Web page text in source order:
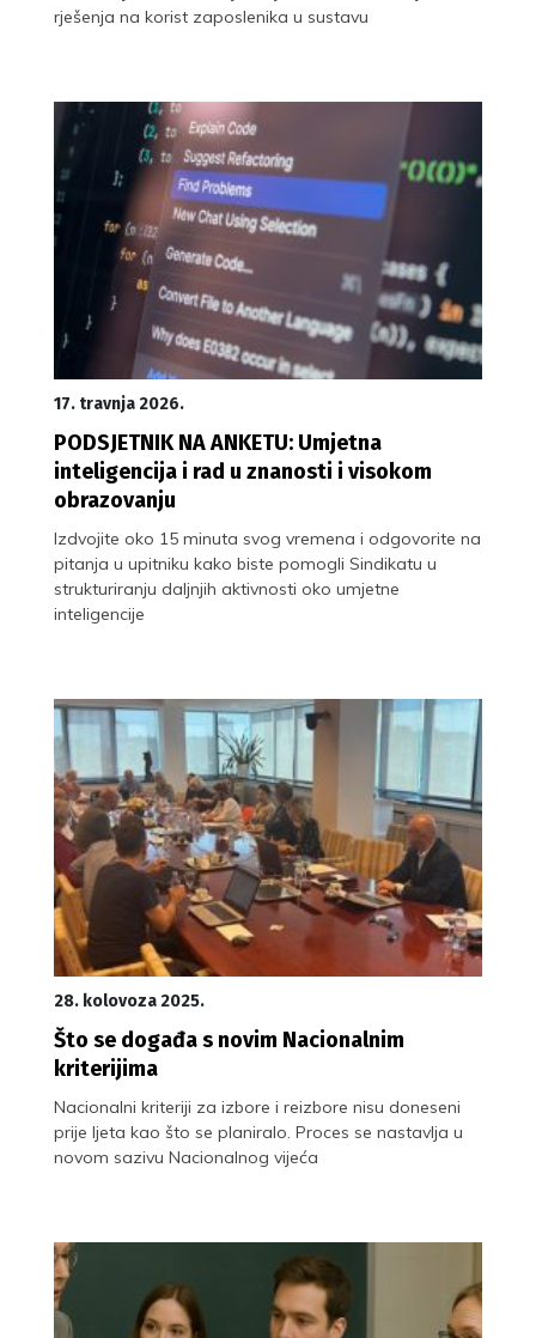
rješenja na korist zaposlenika u sustavu
17. travnja 2026.
PODSJETNIK NA ANKETU: Umjetna
inteligencija i rad u znanosti i visokom
obrazovanju
Izdvojite oko 15 minuta svog vremena i odgovorite na
pitanja u upitniku kako biste pomogli Sindikatu u
strukturiranju daljnjih aktivnosti oko umjetne
inteligencije
28. kolovoza 2025.
Što se događa s novim Nacionalnim
kriterijima
Nacionalni kriteriji za izbore i reizbore nisu doneseni
prije ljeta kao što se planiralo. Proces se nastavlja u
novom sazivu Nacionalnog vijeća